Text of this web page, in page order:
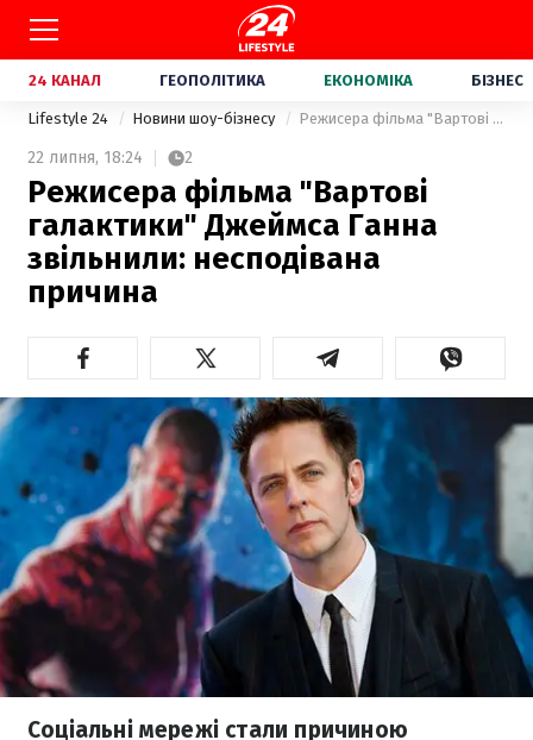
24 КАНАЛ ГЕОПОЛІТИКА ЕКОНОМІКА БІЗНЕС
Lifestyle 24 Новини шоу-бізнесу Режисера фільма "Вартові галактики" Джеймса Ганна звільнили: несподівана причина
22 липня, 18:24 2
Режисера фільма "Вартові
галактики" Джеймса Ганна
звільнили: несподівана
причина
Соціальні мережі стали причиною